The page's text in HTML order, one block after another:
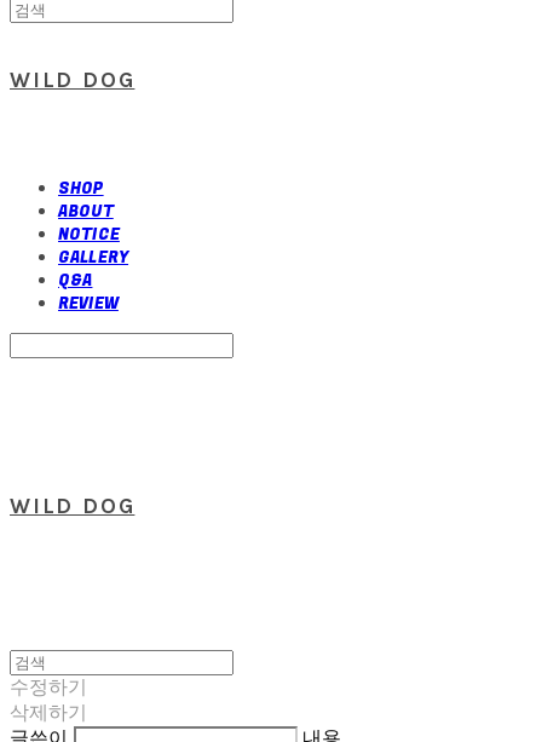
WILD DOG
SHOP
ABOUT
NOTICE
GALLERY
Q&A
REVIEW
WILD DOG
수정하기
삭제하기